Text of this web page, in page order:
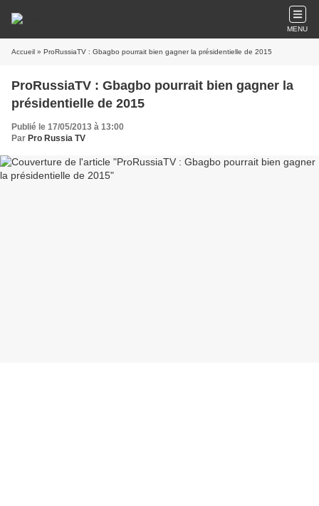
MENU
Accueil » ProRussiaTV : Gbagbo pourrait bien gagner la présidentielle de 2015
ProRussiaTV : Gbagbo pourrait bien gagner la
présidentielle de 2015
Publié le 17/05/2013 à 13:00
Par Pro Russia TV